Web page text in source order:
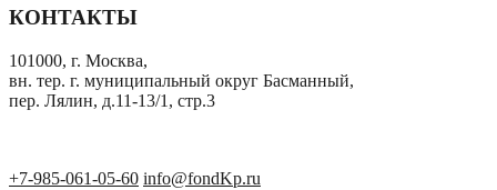
КОНТАКТЫ
101000, г. Москва,
вн. тер. г. муниципальный округ Басманный,
пер. Лялин, д.11-13/1, стр.3
+7-985-061-05-60 info@fondKp.ru